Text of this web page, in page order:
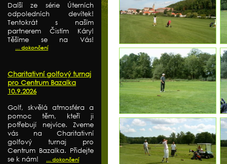
Další ze série Úterních
odpoledních devítek!
Tentokrát s naším
partnerem Čistím Káry!
Těšíme se na Vás!
... dokončení
Charitativní golfový turnaj
pro Centrum Bazalka
10.9.2026
Golf, skvělá atmosféra a
pomoc těm, kteří ji
potřebují nejvíce. Zveme
vás na Charitativní
golfový turnaj pro
Centrum Bazalka. Přidejte
se k nám!
... dokončení